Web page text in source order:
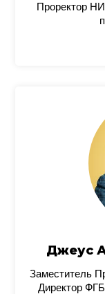
Проректор
Джеус
Заместитель
Директор